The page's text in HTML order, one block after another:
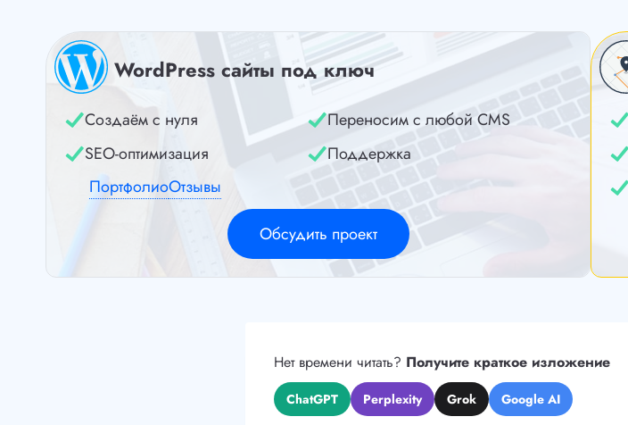
WordPress сайты под ключ
Создаём с нуля
Переносим с любой CMS
SEO-оптимизация
Поддержка
ПортфолиоОтзывы
Обсудить проект
Нет времени читать? Получите краткое изложение
ChatGPT Perplexity Grok Google AI